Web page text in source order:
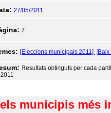
27/05/2011
7
[Eleccions municipals 2011]
Resultats obtinguts per cada
municipis més